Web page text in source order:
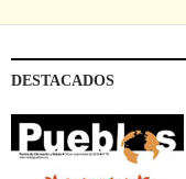
a
las
entradas
DESTACADOS